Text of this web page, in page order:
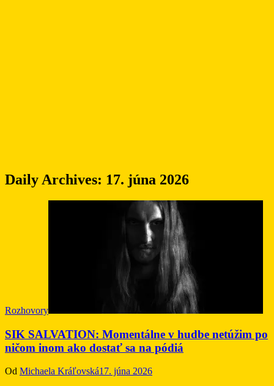
Daily Archives: 17. júna 2026
Rozhovory
SIK SALVATION: Momentálne v hudbe netúžim po
ničom inom ako dostať sa na pódiá
Od Michaela Kráľovská17. júna 2026